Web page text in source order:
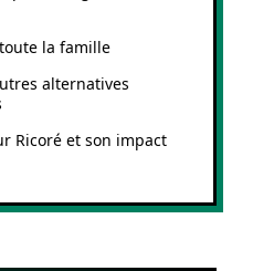
la famille
alternatives
Ricoré et son impact